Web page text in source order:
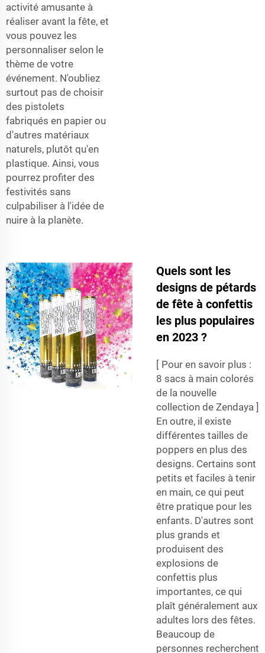
activité amusante à
réaliser avant la fête, et
vous pouvez les
personnaliser selon le
thème de votre
événement. N'oubliez
surtout pas de choisir
des pistolets
fabriqués en papier ou
d'autres matériaux
naturels, plutôt qu'en
plastique. Ainsi, vous
pourrez profiter des
festivités sans
culpabiliser à l'idée de
nuire à la planète.
Quels sont les
designs de pétards
de fête à confettis
les plus populaires
en 2023 ?
[ Pour en savoir plus :
8 sacs à main colorés
de la nouvelle
collection de Zendaya ]
En outre, il existe
différentes tailles de
poppers en plus des
designs. Certains sont
petits et faciles à tenir
en main, ce qui peut
être pratique pour les
enfants. D'autres sont
plus grands et
produisent des
explosions de
confettis plus
importantes, ce qui
plaît généralement aux
adultes lors des fêtes.
Beaucoup de
personnes recherchent